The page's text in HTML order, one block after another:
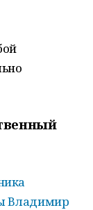
Владимир